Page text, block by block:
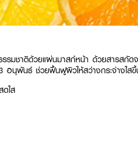
ธรรมชาติด้วยแผ่นมาสก์หน้า ด้วยสารสกั
อนุพันธ์ ช่วยฟื้นฟูผิวให้สว่างกระจ่างใส
ใส